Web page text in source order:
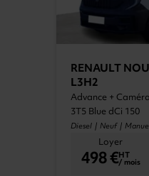
RENAULT
L3H2
Advance + Caméra
3T5 Blue dCi 150
Diesel | Neuf |
Loyer
498 €HT
/ mois